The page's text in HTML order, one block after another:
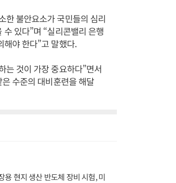
한 불안요소가 국민들의 심리
있다”며 “실리콘밸리 은행
해야 한다”고 말했다.
는 것이 가장 중요하다”면서
수준의 대비훈련을 해달
현지 생산 반도체 장비 시험, 미